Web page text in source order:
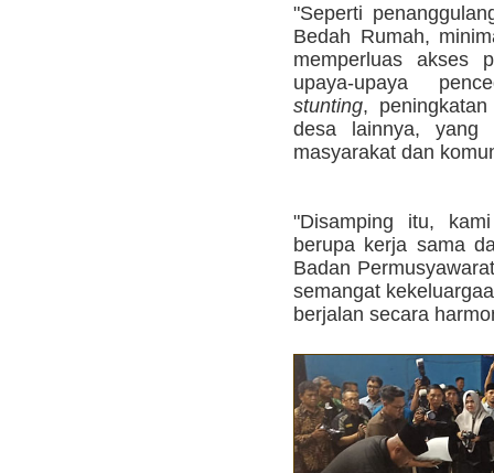
"Seperti
Bedah Rumah,
memperluas akses
upaya-upaya
stunting,
desa lainnya, yang
masyarakat dan
"Disamping itu,
berupa kerja sama
Badan
semangat
berjalan secara